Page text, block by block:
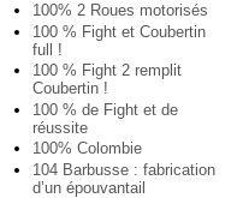
100% 2 Roues motorisés
100 % Fight et Coubertin
full !
100 % Fight 2 remplit
Coubertin !
100 % de Fight et de
réussite
100% Colombie
104 Barbusse : fabrication
d’un épouvantail